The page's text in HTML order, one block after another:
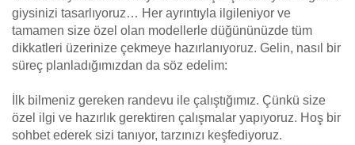
giysinizi tasarlıyoruz… Her ayrıntıyla ilgileniyor ve
tamamen size özel olan modellerle düğününüzde tüm
dikkatleri üzerinize çekmeye hazırlanıyoruz. Gelin, nasıl bir
süreç planladığımızdan da söz edelim:
İlk bilmeniz gereken randevu ile çalıştığımız. Çünkü size
özel ilgi ve hazırlık gerektiren çalışmalar yapıyoruz. Hoş bir
sohbet ederek sizi tanıyor, tarzınızı keşfediyoruz.